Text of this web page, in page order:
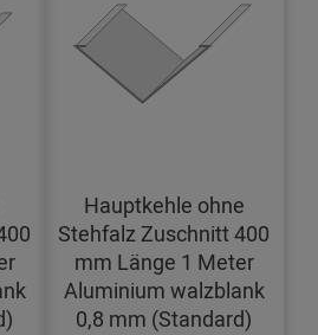
Hauptkehle ohne
Stehfalz Zuschnitt 400
mm Länge 1 Meter
Aluminium walzblank
0,8 mm (Standard)